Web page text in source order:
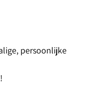
persoonlijke